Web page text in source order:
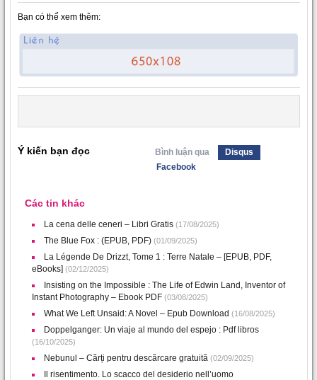
Bạn có thể xem thêm:
Ý kiến bạn đọc Bình luận qua
Disqus
Facebook
Các tin khác
La cena delle ceneri – Libri Gratis (17/08/2025)
The Blue Fox : (EPUB, PDF) (01/09/2025)
La Légende De Drizzt, Tome 1 : Terre Natale – [EPUB, PDF,
eBooks] (02/12/2025)
Insisting on the Impossible : The Life of Edwin Land, Inventor of
Instant Photography – Ebook PDF (03/08/2025)
What We Left Unsaid: A Novel – Epub Download (16/08/2025)
Doppelganger: Un viaje al mundo del espejo : Pdf libros
(16/10/2025)
Nebunul – Cărți pentru descărcare gratuită (02/09/2025)
Il risentimento. Lo scacco del desiderio nell’uomo